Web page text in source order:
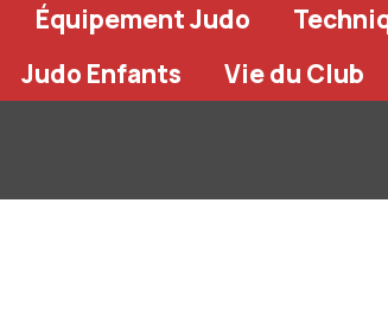
Équipement Judo
Judo Enfants Vie du Club